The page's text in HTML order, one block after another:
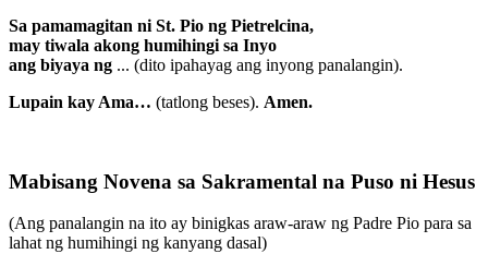
Sa pamamagitan ni St. Pio ng Pietrelcina,
may tiwala akong humihingi sa Inyo
ang biyaya ng ... (dito ipahayag ang inyong panalangin).
Lupain kay Ama… (tatlong beses). Amen.
Mabisang Novena sa Sakramental na Puso ni Hesus
(Ang panalangin na ito ay binigkas araw-araw ng Padre Pio para sa
lahat ng humihingi ng kanyang dasal)